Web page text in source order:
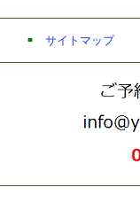
サイトマップ